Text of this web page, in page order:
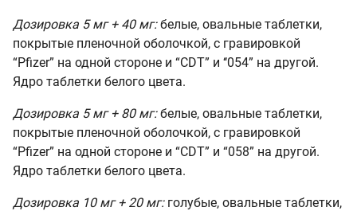
Дозировка 5 мг + 40 мг:белые, овальные таблетки,
покрытые пленочной оболочкой, с гравировкой
“Pfizer” на одной стороне и “CDT” и ‘‘054” на другой.
Ядро таблетки белого цвета.
Дозировка 5 мг + 80 мг:белые, овальные таблетки,
покрытые пленочной оболочкой, с гравировкой
“Pfizer” на одной стороне и “CDT” и “058” на другой.
Ядро таблетки белого цвета.
Дозировка 10 мг + 20 мг:голубые, овальные таблетки,